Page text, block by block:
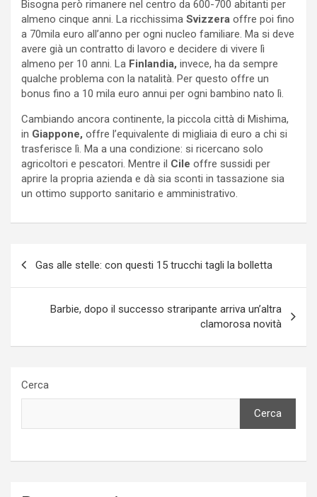
Bisogna però rimanere nel centro da 600-700 abitanti per
almeno cinque anni. La ricchissima Svizzera offre poi fino
a 70mila euro all’anno per ogni nucleo familiare. Ma si deve
avere già un contratto di lavoro e decidere di vivere lì
almeno per 10 anni. La Finlandia, invece, ha da sempre
qualche problema con la natalità. Per questo offre un
bonus fino a 10 mila euro annui per ogni bambino nato lì.
Cambiando ancora continente, la piccola città di Mishima,
in Giappone, offre l’equivalente di migliaia di euro a chi si
trasferisce lì. Ma a una condizione: si ricercano solo
agricoltori e pescatori. Mentre il Cile offre sussidi per
aprire la propria azienda e dà sia sconti in tassazione sia
un ottimo supporto sanitario e amministrativo.
Gas alle stelle: con questi 15 trucchi tagli la bolletta
Barbie, dopo il successo straripante arriva un’altra
clamorosa novità
Cerca
Cerca